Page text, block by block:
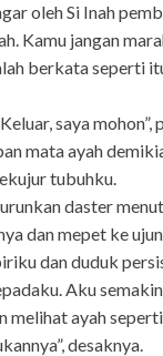
oleh Si Inah
Kamu jangan
berkata seperti
saya
mata ayah
tubuhku.
daster
dan mepet ke
dan duduk
Aku
melihat ayah
desaknya.